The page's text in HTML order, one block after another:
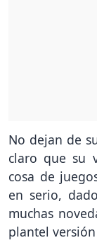
No dejan de
claro que su
cosa de
en serio,
muchas
plantel